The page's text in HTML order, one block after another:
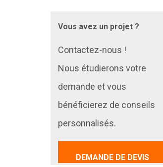
Vous avez un projet ?
Contactez-nous !
Nous étudierons votre
demande et vous
bénéficierez de conseils
personnalisés.
DEMANDE DE DEVIS